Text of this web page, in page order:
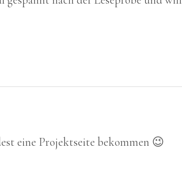
eine Projektseite bekommen 😉